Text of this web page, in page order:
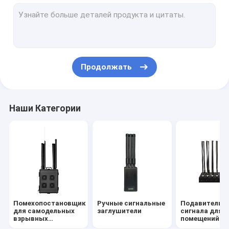
Рюкзак-глушилка / Переносная глушилка
Детектор сигнала
Джаммер Антенна
Аудио-браммер
Продолжать
Наши Категории
Помехопостановщик
для самодельных
взрывных
Ручные сигнальные
заглушители
Подавители
сигнала для
помещений